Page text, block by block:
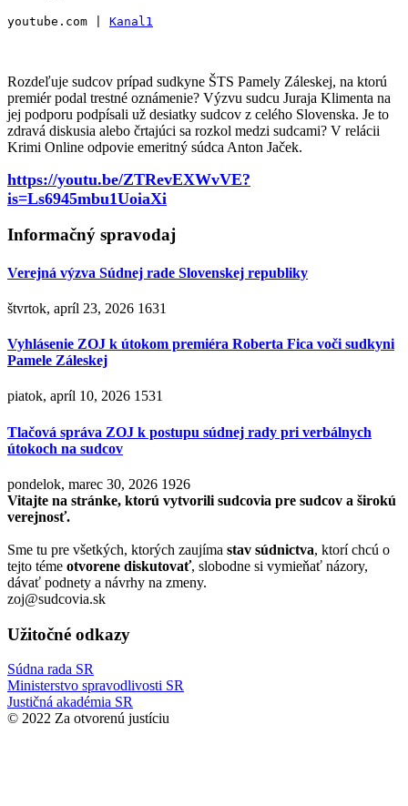
youtube.com | Kanal1
Rozdeľuje sudcov prípad sudkyne ŠTS Pamely Záleskej, na ktorú
premiér podal trestné oznámenie? Výzvu sudcu Juraja Klimenta na
jej podporu podpísali už desiatky sudcov z celého Slovenska. Je to
zdravá diskusia alebo črtajúci sa rozkol medzi sudcami? ‎V relácii
Krimi Online odpovie emeritný súdca Anton Jaček.
https://youtu.be/ZTRevEXWvVE?
is=Ls6945mbu1UoiaXi
Informačný spravodaj
Verejná výzva Súdnej rade Slovenskej republiky
štvrtok, apríl 23, 2026 1631
Vyhlásenie ZOJ k útokom premiéra Roberta Fica voči sudkyni
Pamele Záleskej
piatok, apríl 10, 2026 1531
Tlačová správa ZOJ k postupu súdnej rady pri verbálnych
útokoch na sudcov
pondelok, marec 30, 2026 1926
Vitajte na stránke, ktorú vytvorili sudcovia pre sudcov a širokú
verejnosť.
Sme tu pre všetkých, ktorých zaujíma stav súdnictva, ktorí chcú o
tejto téme otvorene diskutovať, slobodne si vymieňať názory,
dávať podnety a návrhy na zmeny.
zoj@sudcovia.sk
Užitočné odkazy
Súdna rada SR
Ministerstvo spravodlivosti SR
Justičná akadémia SR
© 2022 Za otvorenú justíciu